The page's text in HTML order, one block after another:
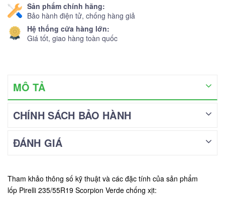
Sản phẩm chính hãng:
Bảo hành điện tử, chống hàng giả
Hệ thống cửa hàng lớn:
Giá tốt, giao hàng toàn quốc
MÔ TẢ
CHÍNH SÁCH BẢO HÀNH
ĐÁNH GIÁ
Tham khảo thông số kỹ thuật và các đặc tính của sản phẩm
lốp Pirelli 235/55R19 Scorpion Verde chống xịt: